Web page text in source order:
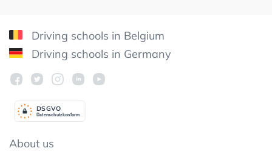
Driving schools in Belgium
Driving schools in Germany
Datenschutzkonform
DSGVO
About us